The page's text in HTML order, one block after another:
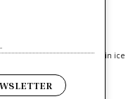
Studio t-shirt girocollo in ice
€ 130.00
€ 78.00